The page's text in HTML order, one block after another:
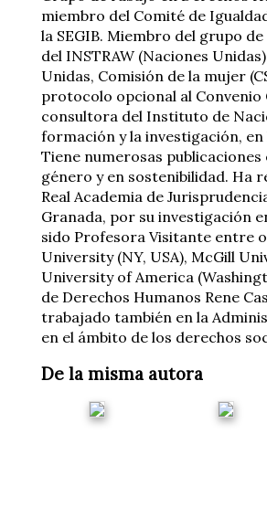
miembro del Comité de
la SEGIB. Miembro del grupo
del INSTRAW (Naciones
Unidas, Comisión de la mujer
protocolo opcional al Convenio
consultora del Instituto de
formación y la investigación,
Tiene numerosas
género y en sostenibilidad. Ha
Real Academia de
Granada, por su investigación
sido Profesora Visitante entre
University (NY, USA), McGill
University of America
de Derechos Humanos Rene
trabajado también en la
en el ámbito de los derechos
De la misma autora